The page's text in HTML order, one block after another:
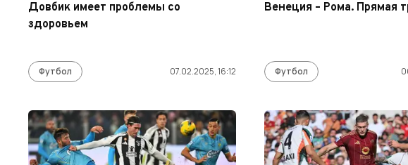
Довбик имеет проблемы со
здоровьем
Футбол 07.02.2025, 16:12
Венеция – Рома. Прямая
Футбол